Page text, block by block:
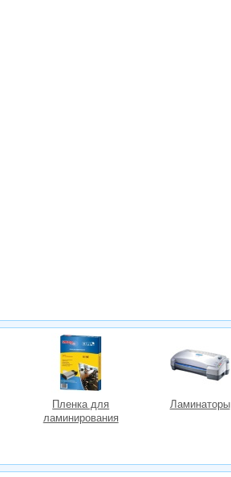
Пленка для
ламинирования
Ламинаторы